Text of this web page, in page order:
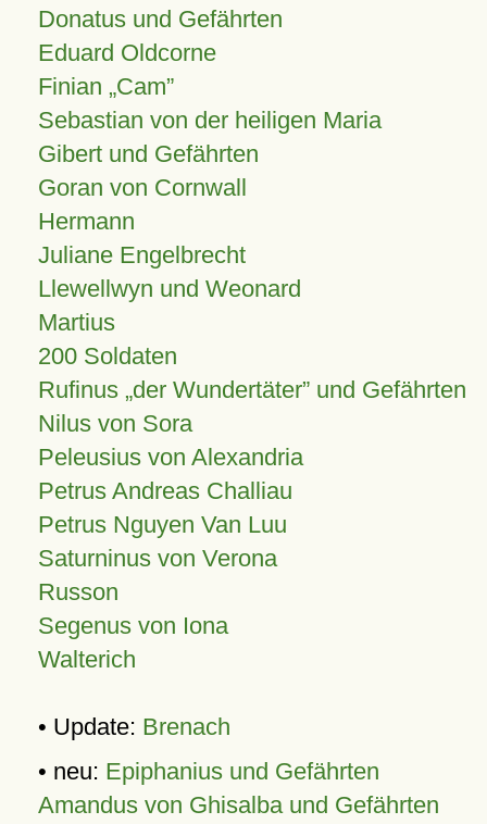
Donatus und Gefährten
Eduard Oldcorne
Finian Cam
Sebastian von der heiligen Maria
Gibert und Gefährten
Goran von Cornwall
Hermann
Juliane Engelbrecht
Llewellwyn und Weonard
Martius
200 Soldaten
Rufinus „der Wundertäter” und Gefährten
Nilus von Sora
Peleusius von Alexandria
Petrus Andreas Challiau
Petrus Nguyen Van Luu
Saturninus von Verona
Russon
Segenus von Iona
Walterich
• Update: Brenach
• neu: Epiphanius und Gefährten
Amandus von Ghisalba und Gefährten